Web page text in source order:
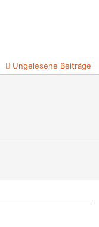
Ungelesene Beiträge